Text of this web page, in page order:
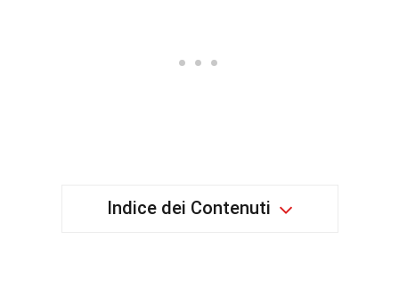
Indice dei Contenuti